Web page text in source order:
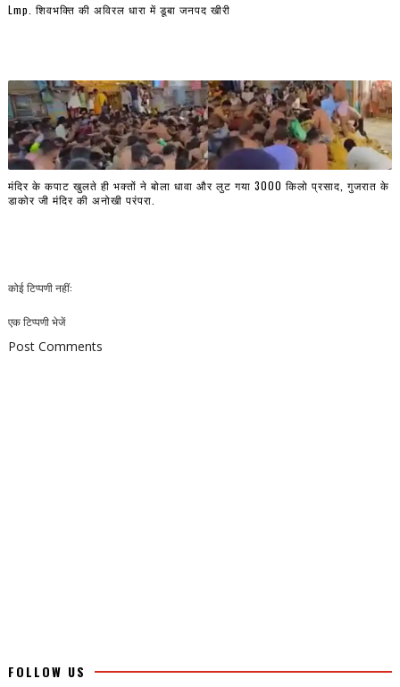
Lmp. शिवभक्ति की अविरल धारा में डूबा जनपद खीरी
मंदिर के कपाट खुलते ही भक्तों ने बोला धावा और लुट गया 3000 किलो प्रसाद, गुजरात के
डाकोर जी मंदिर की अनोखी परंपरा.
कोई टिप्पणी नहीं:
एक टिप्पणी भेजें
Post Comments
FOLLOW US